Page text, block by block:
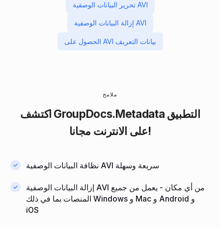
تحرير البيانات الوصفية AVI
إزالة البيانات الوصفية AVI
الحصول على AVI بيانات التعريف
ملامح
GroupDocs.Metadata التطبيق
على الانترنت مجانا!
نظافة البيانات الوصفية AVI سريعة وسهلة
إزالة البيانات الوصفية AVI من أي مكان - يعمل من جميع
المنصات بما في ذلك Windows و Mac و Android و
iOS